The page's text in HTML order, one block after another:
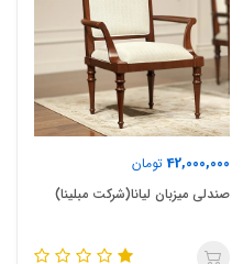
42,000,000تومان
صندلی میزبان لیانا(شرکت مبلینا)